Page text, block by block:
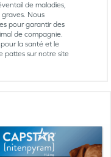
de maladies,
Nous
pour garantir des
de compagnie.
la santé et le
pattes sur notre site